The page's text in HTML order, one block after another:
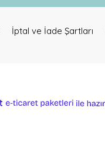
İptal ve İade Şartları
ideasoft
e-